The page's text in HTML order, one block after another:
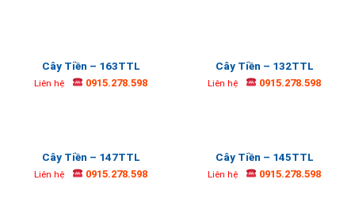
Cây Tiền – 163TTL
Liên hệ 0915.278.598
Cây Tiền – 132TTL
Liên hệ 0915.278.598
Cây Tiền – 147TTL
Liên hệ 0915.278.598
Cây Tiền – 145TTL
Liên hệ 0915.278.598